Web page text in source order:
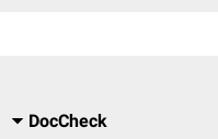
DocCheck